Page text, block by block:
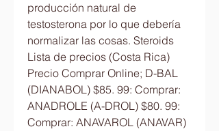
producción natural de
testosterona por lo que debería
normalizar las cosas. Steroids
Lista de precios (Costa Rica)
Precio Comprar Online; D-BAL
(DIANABOL) $85. 99: Comprar:
ANADROLE (A-DROL) $80. 99:
Comprar: ANAVAROL (ANAVAR)